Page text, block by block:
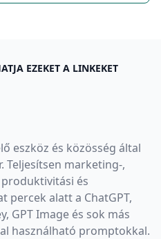
EZEKET A LINKEKET
eszköz és közösség által
marketing-,
és
percek alatt a ChatGPT,
GPT Image és sok más
használható promptokkal.